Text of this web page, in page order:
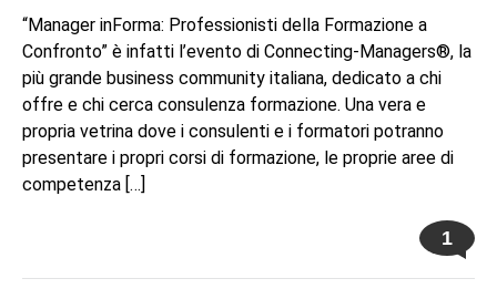
“Manager inForma: Professionisti della Formazione a
Confronto” è infatti l’evento di Connecting-Managers®, la
più grande business community italiana, dedicato a chi
offre e chi cerca consulenza formazione. Una vera e
propria vetrina dove i consulenti e i formatori potranno
presentare i propri corsi di formazione, le proprie aree di
competenza […]
1